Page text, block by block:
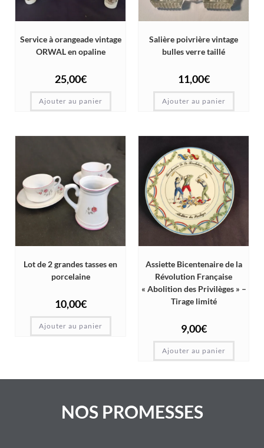
Service à orangeade vintage
ORWAL en opaline
25,00€
Ajouter au panier
Salière poivrière vintage
bulles verre taillé
11,00€
Ajouter au panier
Lot de 2 grandes tasses en
porcelaine
10,00€
Ajouter au panier
Assiette Bicentenaire de la
Révolution Française
« Abolition des Privilèges » –
Tirage limité
9,00€
Ajouter au panier
NOS PROMESSES